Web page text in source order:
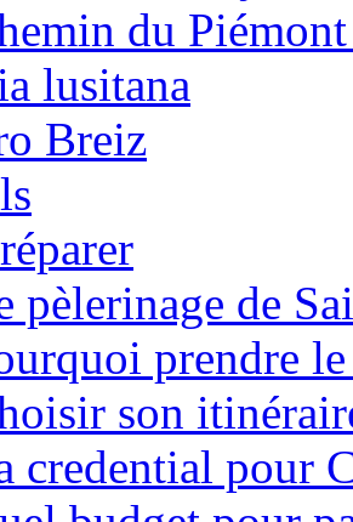
du
lusitana
Breiz
pèlerinage de
prendre
son
credential pour